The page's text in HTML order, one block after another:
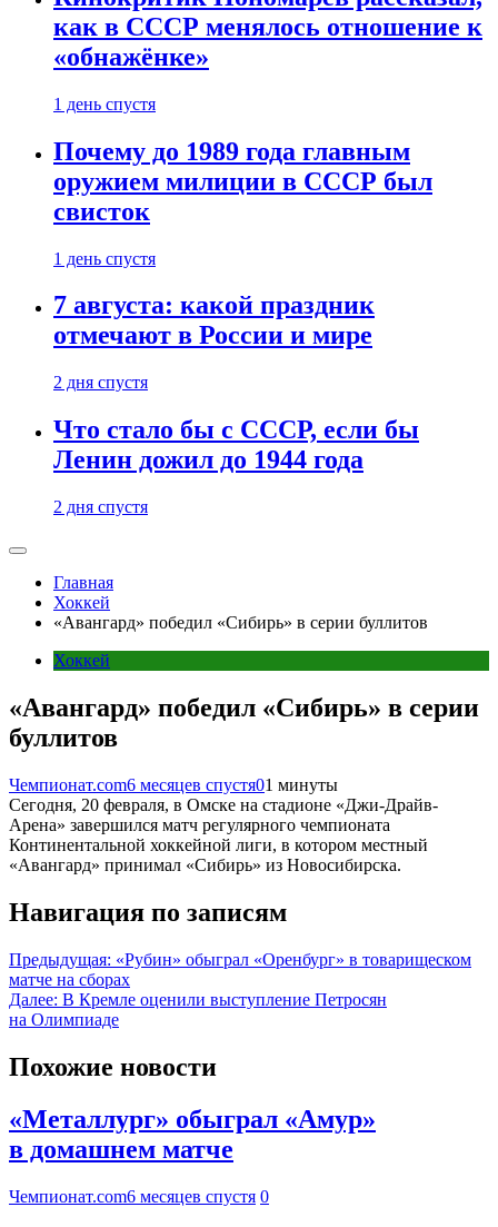
как в СССР менялось отношение к
«обнажёнке»
1 день спустя
Почему до 1989 года главным
оружием милиции в СССР был
свисток
1 день спустя
7 августа: какой праздник
отмечают в России и мире
2 дня спустя
Что стало бы с СССР, если бы
Ленин дожил до 1944 года
2 дня спустя
Главная
Хоккей
«Авангард» победил «Сибирь» в серии буллитов
Хоккей
«Авангард» победил «Сибирь» в серии
буллитов
Чемпионат.com6 месяцев спустя01 минуты
Сегодня, 20 февраля, в Омске на стадионе «Джи-Драйв-
Арена» завершился матч регулярного чемпионата
Континентальной хоккейной лиги, в котором местный
«Авангард» принимал «Сибирь» из Новосибирска.
Навигация по записям
Предыдущая: «Рубин» обыграл «Оренбург» в товарищеском
матче на сборах
Далее: В Кремле оценили выступление Петросян
на Олимпиаде
Похожие новости
«Металлург» обыграл «Амур»
в домашнем матче
Чемпионат.com6 месяцев спустя 0